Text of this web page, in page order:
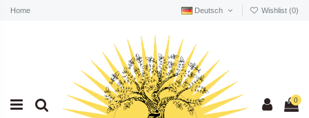
Home Deutsch Wishlist (0)
0